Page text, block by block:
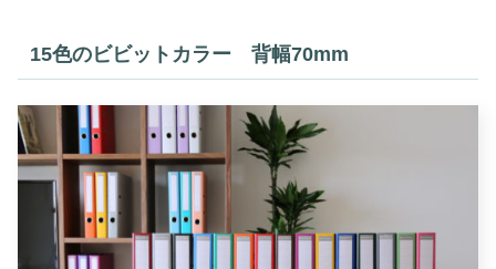
15色のビビットカラー 背幅70mm